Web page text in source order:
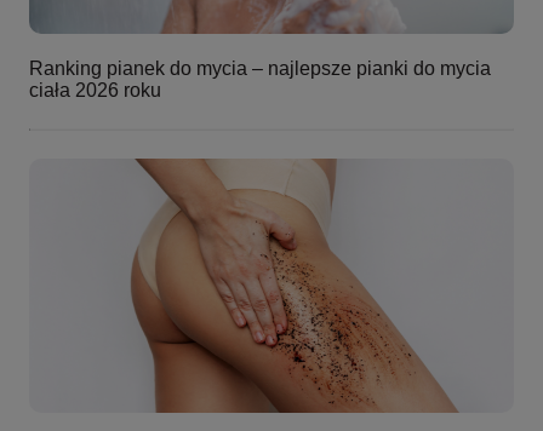
Ranking pianek do mycia – najlepsze pianki do mycia
ciała 2026 roku